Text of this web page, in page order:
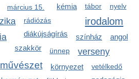
kémia tábor
március 15.
irodalom
rádiózás
diákújságírás színház
szakkör
nyelv
ünnep verseny
művészet környezet vetélkedő
angol